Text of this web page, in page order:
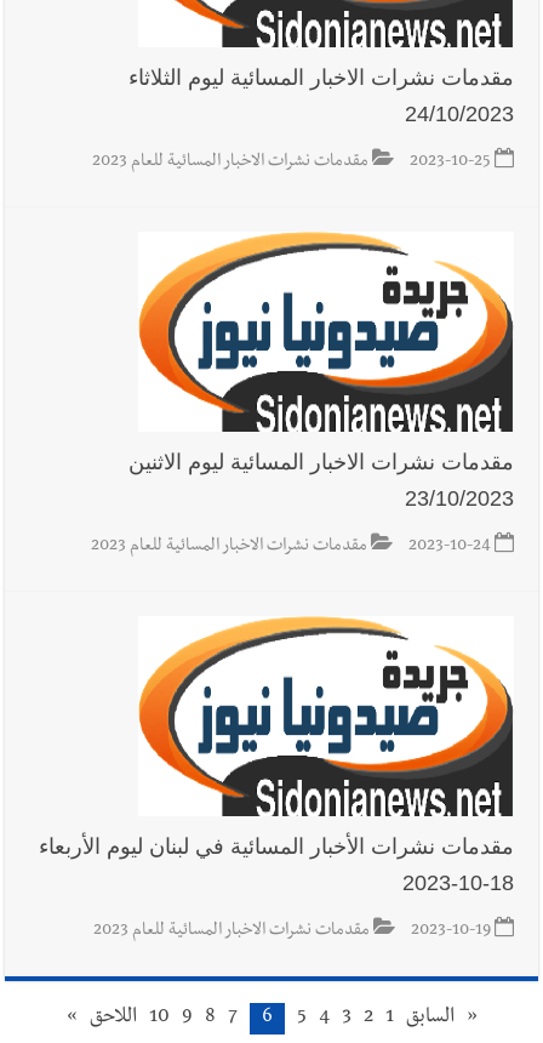
مقدمات نشرات الاخبار المسائية ليوم الثلاثاء
24/10/2023
2023-10-25 مقدمات نشرات الاخبار المسائية للعام 2023
مقدمات نشرات الاخبار المسائية ليوم الاثنين
23/10/2023
2023-10-24 مقدمات نشرات الاخبار المسائية للعام 2023
مقدمات نشرات الأخبار المسائية في لبنان ليوم الأربعاء
18-10-2023
2023-10-19 مقدمات نشرات الاخبار المسائية للعام 2023
« السابق 1
2
3
4
5
6
7
8
9
10 اللاحق »